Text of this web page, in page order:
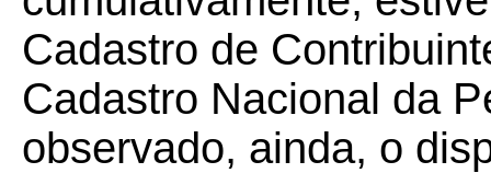
Cadastro de
Cadastro Nacional da
observado, ainda, o